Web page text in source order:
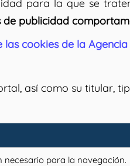
para la que se
de publicidad
las cookies de la
así como su titular,
necesario para la navegación.